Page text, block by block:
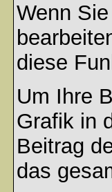
Wenn
diese
Um Ihre
Grafik in
Beitrag
das